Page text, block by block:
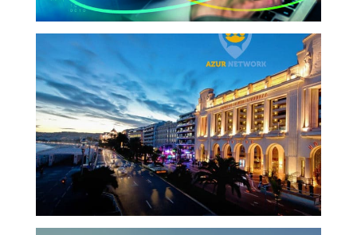
AZUR NETWORK
SERVICES ET B2B